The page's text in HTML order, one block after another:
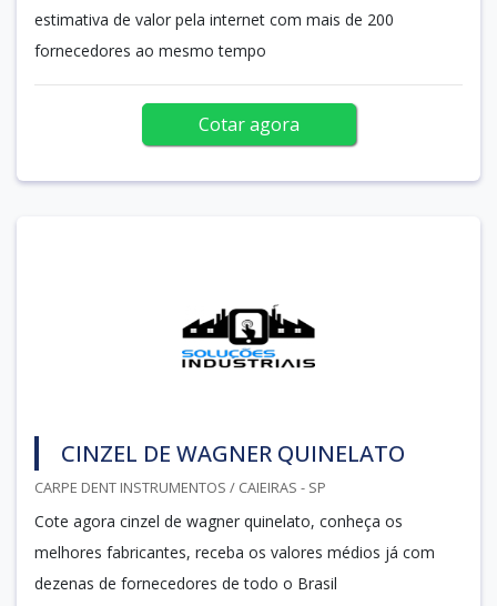
estimativa de valor pela internet com mais de 200
fornecedores ao mesmo tempo
Cotar agora
CINZEL DE WAGNER QUINELATO
CARPE DENT INSTRUMENTOS / CAIEIRAS - SP
Cote agora cinzel de wagner quinelato, conheça os
melhores fabricantes, receba os valores médios já com
dezenas de fornecedores de todo o Brasil